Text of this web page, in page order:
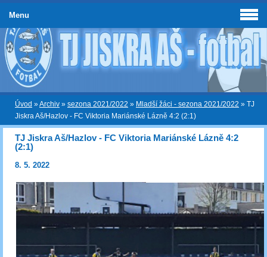
Úvod »Archiv » sezona 2021/2022 » Mladší žáci - sezona 2021/2022 » TJ
Jiskra Aš/Hazlov - FC Viktoria Mariánské Lázně 4:2 (2:1)
TJ Jiskra Aš/Hazlov - FC Viktoria Mariánské Lázně 4:2
(2:1)
8. 5. 2022
Menu